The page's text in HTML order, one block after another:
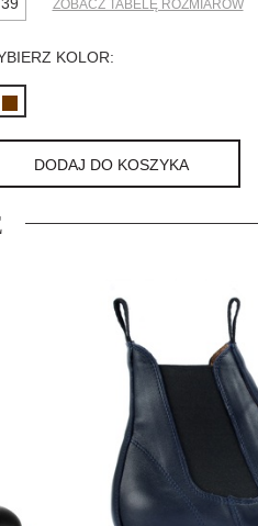
ZOBACZ TABELĘ ROZMIARÓW
KOLOR:
DODAJ DO KOSZYKA